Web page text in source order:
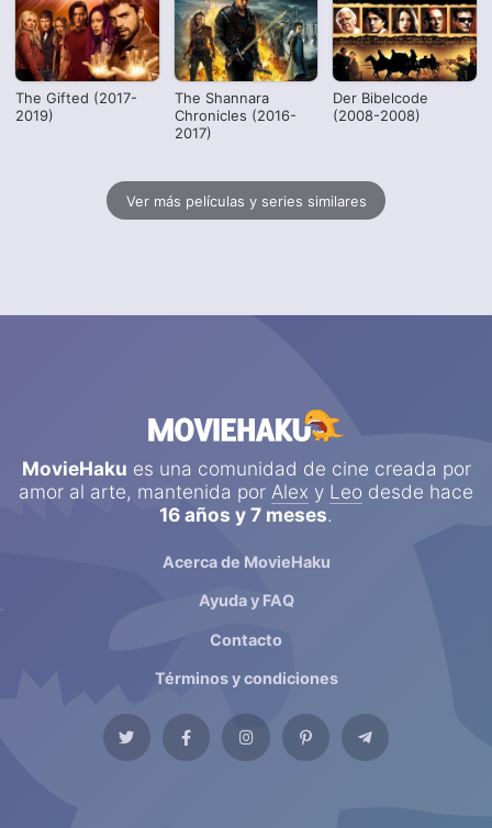
The Gifted (2017-
2019)
The Shannara
Chronicles (2016-
2017)
Der Bibelcode
(2008-2008)
Ver más películas y series similares
MovieHaku es una comunidad de cine creada por
amor al arte, mantenida por Alex y Leo desde hace
16 años y 7 meses.
Acerca de MovieHaku
Ayuda y FAQ
Contacto
Términos y condiciones